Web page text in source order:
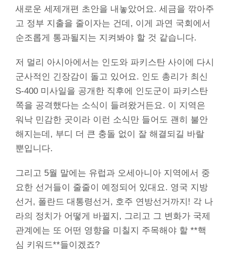
새로운 세제개편 초안을 내놓았어요. 세금을 깎아주
고 정부 지출을 줄이자는 건데, 이게 과연 국회에서
순조롭게 통과될지는 지켜봐야 할 것 같습니다.
저 멀리 아시아에서는 인도와 파키스탄 사이에 다시
군사적인 긴장감이 돌고 있어요. 인도 총리가 최신
S-400 미사일을 공개한 직후에 인도군이 파키스탄
쪽을 공격했다는 소식이 들려왔거든요. 이 지역은
워낙 민감한 곳이라 이런 소식만 들어도 괜히 불안
해지는데, 부디 더 큰 충돌 없이 잘 해결되길 바랄
뿐입니다.
그리고 5월 말에는 유럽과 오세아니아 지역에서 중
요한 선거들이 줄줄이 예정되어 있대요. 영국 지방
선거, 폴란드 대통령선거, 호주 연방선거까지! 각 나
라의 정치가 어떻게 바뀔지, 그리고 그 변화가 국제
관계에는 또 어떤 영향을 미칠지 주목해야 할 **핵
심 키워드**들이겠죠?